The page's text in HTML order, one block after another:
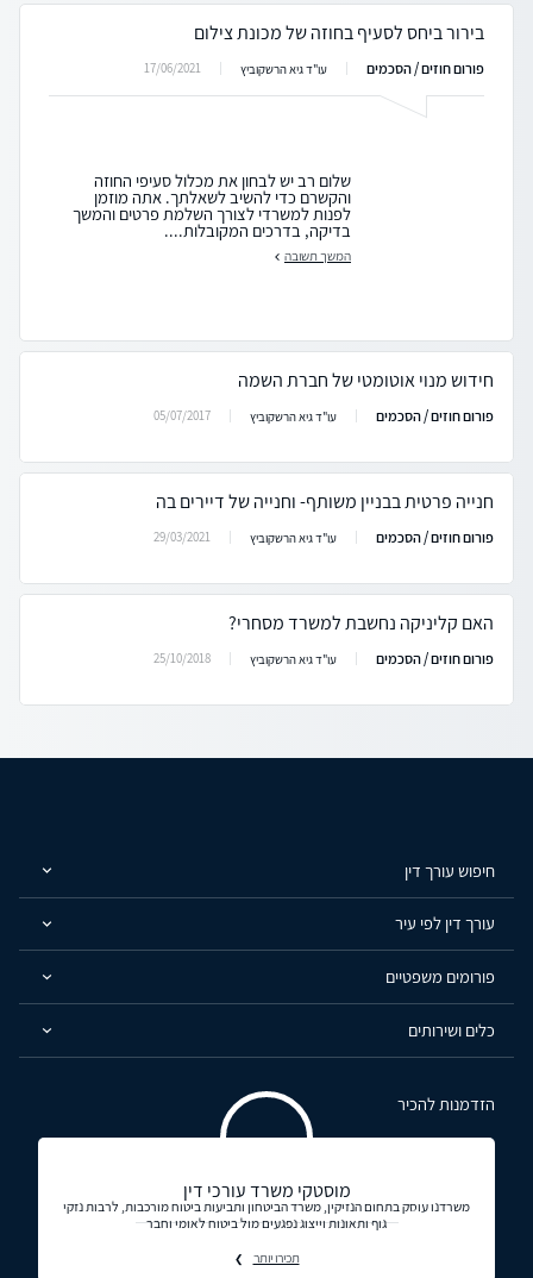
בירור ביחס לסעיף בחוזה של מכונת צילום
פורום חוזים / הסכמים עו"ד גיא הרשקוביץ 17/06/2021
שלום רב יש לבחון את מכלול סעיפי החוזה
והקשרם כדי להשיב לשאלתך. אתה מוזמן
לפנות למשרדי לצורך השלמת פרטים והמשך
בדיקה, בדרכים המקובלות....
המשך תשובה
חידוש מנוי אוטומטי של חברת השמה
פורום חוזים / הסכמים עו"ד גיא הרשקוביץ 05/07/2017
חנייה פרטית בבניין משותף- וחנייה של דיירים בה
פורום חוזים / הסכמים עו"ד גיא הרשקוביץ 29/03/2021
האם קליניקה נחשבת למשרד מסחרי?
פורום חוזים / הסכמים עו"ד גיא הרשקוביץ 25/10/2018
חיפוש עורך דין
עורך דין לפי עיר
פורומים משפטיים
כלים ושירותים
הזדמנות להכיר
מוסטקי משרד עורכי דין
משרדנו עוסק בתחום הנזיקין, משרד הביטחון ותביעות ביטוח מורכבות, לרבות נזקי
גוף ותאונות וייצוג נפגעים מול ביטוח לאומי וחבר
תכירו יותר